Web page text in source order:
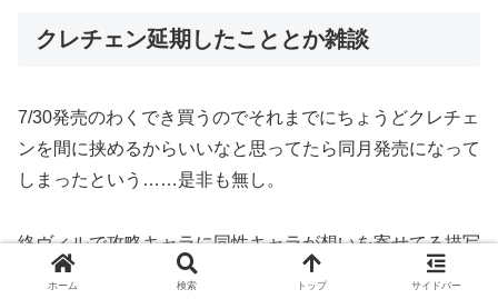
クレチェン延期したこととか雑談
7/30発売のわくでき買うのでそれまでにちょうどクレチェ
ンを間に挟めるからいいなと思ってたら同月発売になって
しまったという……是非も無し。
終ヴィルで攻略キャラに同性キャラが想いを寄せてる描写
があったことでクレチェンに対しても疑念の声がある件。
ホーム 検索 トップ サイドバー